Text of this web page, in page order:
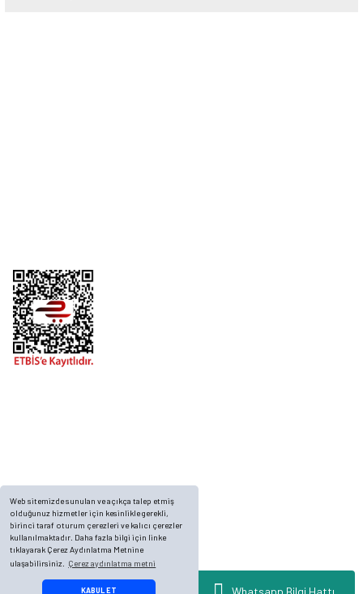
Web sitemizde sunulan ve açıkça talep etmiş
olduğunuz hizmetler için kesinlikle gerekli,
birinci taraf oturum çerezleri ve kalıcı çerezler
kullanılmaktadır. Daha fazla bilgi için linke
tıklayarak Çerez Aydınlatma Metnine
ulaşabilirsiniz.
Çerez aydınlatma metni
KABUL ET Whatsapp Bilgi Hattı
© 2023, ECKMARİNE.COM - Tüm Hakları Saklıdır.